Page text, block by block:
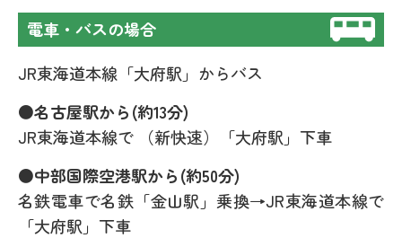
電車・バスの場合
JR東海道本線「大府駅」からバス
●名古屋駅から(約13分)
JR東海道本線で （新快速）「大府駅」下車
●中部国際空港駅から(約50分)
名鉄電車で名鉄「金山駅」乗換→JR東海道本線で
「大府駅」下車